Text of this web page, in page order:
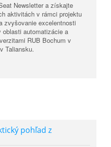
Newsletter a získajte
aktivitách v rámci projektu
zvyšovanie excelentnosti
automatizácie a
RUB Bochum v
Taliansku.
pohľad z